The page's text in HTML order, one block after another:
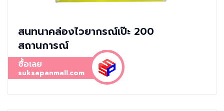
สนทนาคล่องไวยากรณ์เป๊ะ 200
สถานการณ์
ซื้อเลย
suksapanmall.com